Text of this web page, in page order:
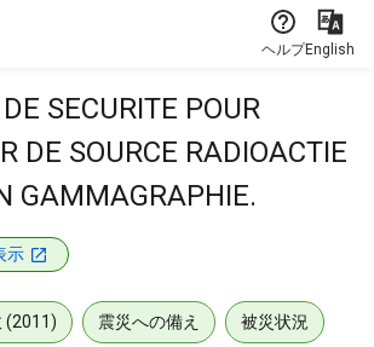
ヘルプEnglish
SECURITE POUR
DE SOURCE RADIOACTIE
GAMMAGRAPHIE.
示
(2011) 震災への備え 被災状況